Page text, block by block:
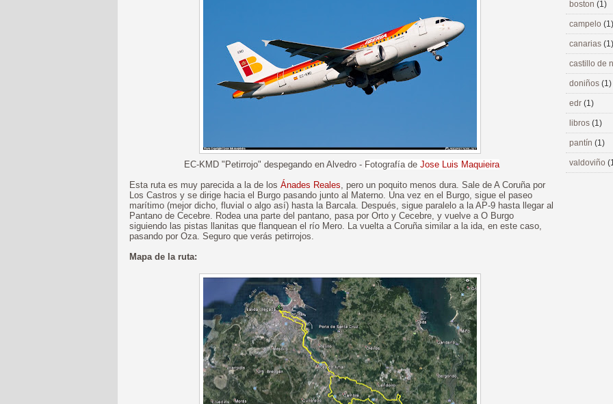
EC-KMD "Petirrojo" despegando en Alvedro - Fotografía de Jose Luis Maquieira
Esta ruta es muy parecida a la de los Ánades Reales, pero un poquito menos dura. Sale de A Coruña por
Los Castros y se dirige hacia el Burgo pasando junto al Materno. Una vez en el Burgo, sigue el paseo
marítimo (mejor dicho, fluvial o algo así) hasta la Barcala. Después, sigue paralelo a la AP-9 hasta llegar al
Pantano de Cecebre. Rodea una parte del pantano, pasa por Orto y Cecebre, y vuelve a O Burgo
siguiendo las pistas llanitas que flanquean el río Mero. La vuelta a Coruña similar a la ida, en este caso,
pasando por Oza. Seguro que verás petirrojos.
Mapa de la ruta:
boston (1)
campelo (1)
canarias (1)
castillo de
doniños (1)
edr (1)
libros (1)
pantín (1)
valdoviño